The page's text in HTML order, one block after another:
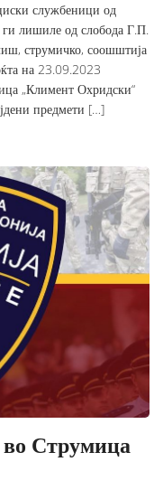
службеници од
лишиле од слобода Г.П.
струмичко, соошштија
на 23.09.2023
„Климент Охридски“
предмети […]
Струмица